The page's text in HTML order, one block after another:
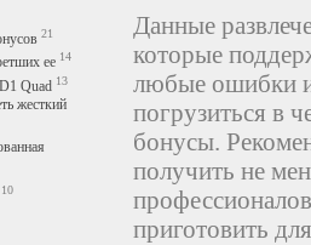
21
ее 14
Quad 13
жесткий
10
Данные
которые
любые ошибки и
погрузиться в
бонусы.
получить не
приготовить